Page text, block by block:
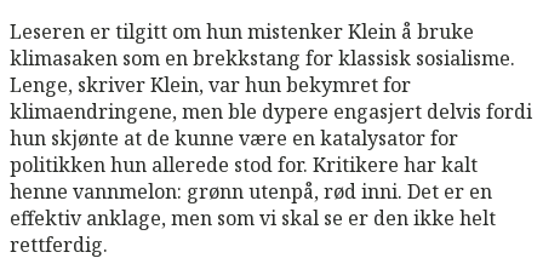
Leseren er tilgitt om hun mistenker Klein å bruke
klimasaken som en brekkstang for klassisk sosialisme.
Lenge, skriver Klein, var hun bekymret for
klimaendringene, men ble dypere engasjert delvis fordi
hun skjønte at de kunne være en katalysator for
politikken hun allerede stod for. Kritikere har kalt
henne vannmelon: grønn utenpå, rød inni. Det er en
effektiv anklage, men som vi skal se er den ikke helt
rettferdig.